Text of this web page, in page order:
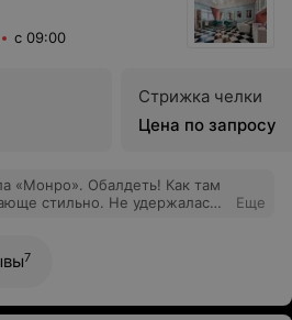
с 09:00
Стрижка челки
Цена по запросу
«Монро». Обалдеть! Как там
стильно. Не удержалась,
дама красивая, но с
неотразимая стала. Не устаю
для счастья
Полчаса времени — и ты
Еще
7